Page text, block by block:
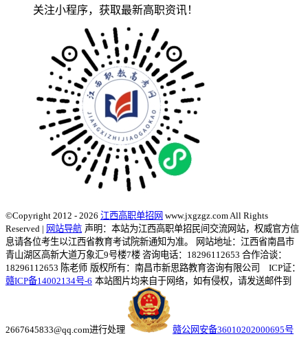
关注小程序，获取最新高职资讯！
©Copyright 2012 - 2026 江西高职单招网 www.jxgzgz.com All Rights
Reserved | 网站导航 声明：本站为江西高职单招民间交流网站，权威官方信
息请各位考生以江西省教育考试院新通知为准。
网站地址：江西省南昌市
青山湖区高新大道万象汇9号楼7楼 咨询电话：18296112653 合作洽谈：
18296112653 陈老师 版权所有：南昌市新思路教育咨询有限公司 ICP证：
赣ICP备14002134号-6 本站图片均来自于网络，如有侵权，请发送邮件到
2667645833@qq.com进行处理 赣公网安备36010202000695号